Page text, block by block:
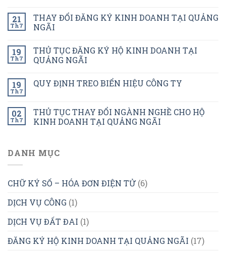
21
Th7
THAY ĐỔI ĐĂNG KÝ KINH DOANH TẠI QUẢNG
NGÃI
19
Th7
THỦ TỤC ĐĂNG KÝ HỘ KINH DOANH TẠI
QUẢNG NGÃI
19
Th7
QUY ĐỊNH TREO BIỂN HIỆU CÔNG TY
02
Th7
THỦ TỤC THAY ĐỔI NGÀNH NGHỀ CHO HỘ
KINH DOANH TẠI QUẢNG NGÃI
DANH MỤC
CHỮ KÝ SỐ – HÓA ĐƠN ĐIỆN TỬ(6)
DỊCH VỤ CÔNG (1)
DỊCH VỤ ĐẤT ĐAI (1)
ĐĂNG KÝ HỘ KINH DOANH TẠI QUẢNG NGÃI (17)